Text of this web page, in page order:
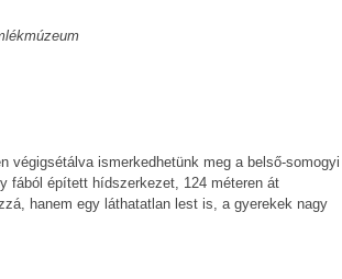
végigsétálva ismerkedhetünk meg a belső-somogyi
fából épített hídszerkezet, 124 méteren át
hanem egy láthatatlan lest is, a gyerekek nagy